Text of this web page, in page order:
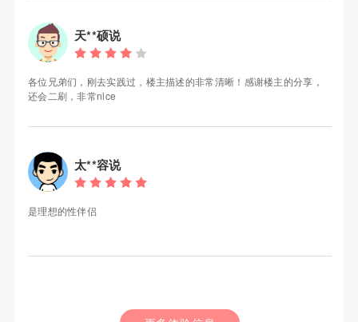
天**硕说
各位兄弟们，刚去实践过，楼主描述的非常清晰！感谢楼主的分享，
还会二刷，非常nice
太**容说
是理想的性伴侣